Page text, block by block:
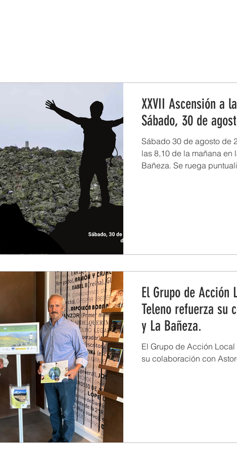
XXVII Ascensión a
Sábado, 30 de
Sábado 30 de agosto de
las 8,10 de la mañana en
Bañeza. Se ruega
El Grupo de Acción
Teleno refuerza su
y La Bañeza.
El Grupo de Acción Local
su colaboración con